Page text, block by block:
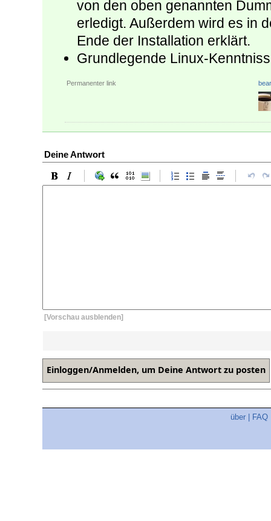
von den oben genannten
erledigt. Außerdem wird es in
Ende der Installation erklärt.
Grundlegende Linux-
Permanenter link
Deine Antwort
[Vorschau ausblenden]
über FAQ